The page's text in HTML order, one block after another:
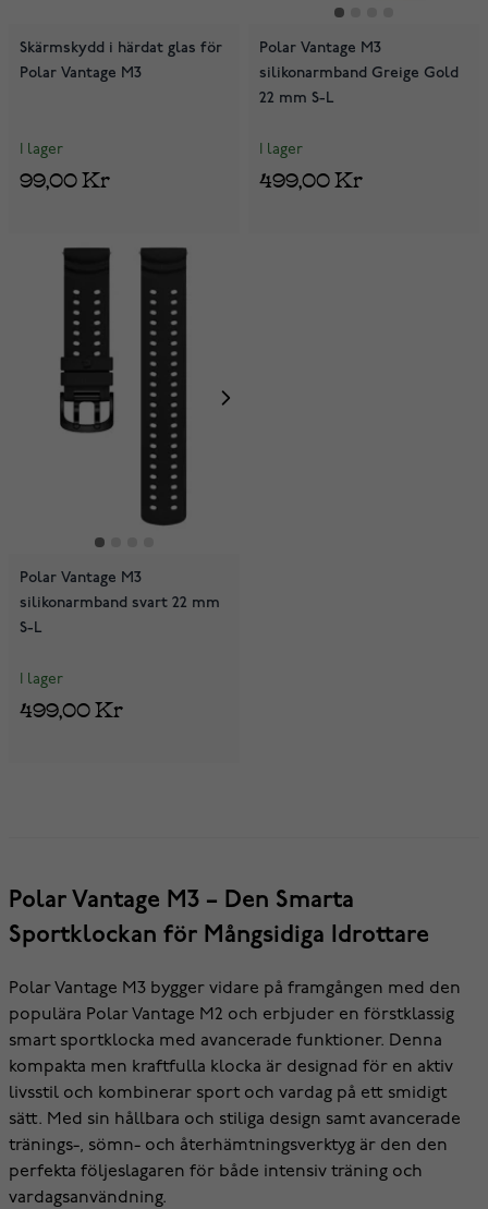
Skärmskydd i härdat glas för
Polar Vantage M3
I lager
99,00 Kr
Polar Vantage M3
silikonarmband Greige Gold
22 mm S-L
I lager
499,00 Kr
Polar Vantage M3
silikonarmband svart 22 mm
S-L
I lager
499,00 Kr
Polar Vantage M3 – Den Smarta
Sportklockan för Mångsidiga Idrottare
Polar Vantage M3 bygger vidare på framgången med den
populära Polar Vantage M2 och erbjuder en förstklassig
smart sportklocka med avancerade funktioner. Denna
kompakta men kraftfulla klocka är designad för en aktiv
livsstil och kombinerar sport och vardag på ett smidigt
sätt. Med sin hållbara och stiliga design samt avancerade
tränings-, sömn- och återhämtningsverktyg är den den
perfekta följeslagaren för både intensiv träning och
vardagsanvändning.